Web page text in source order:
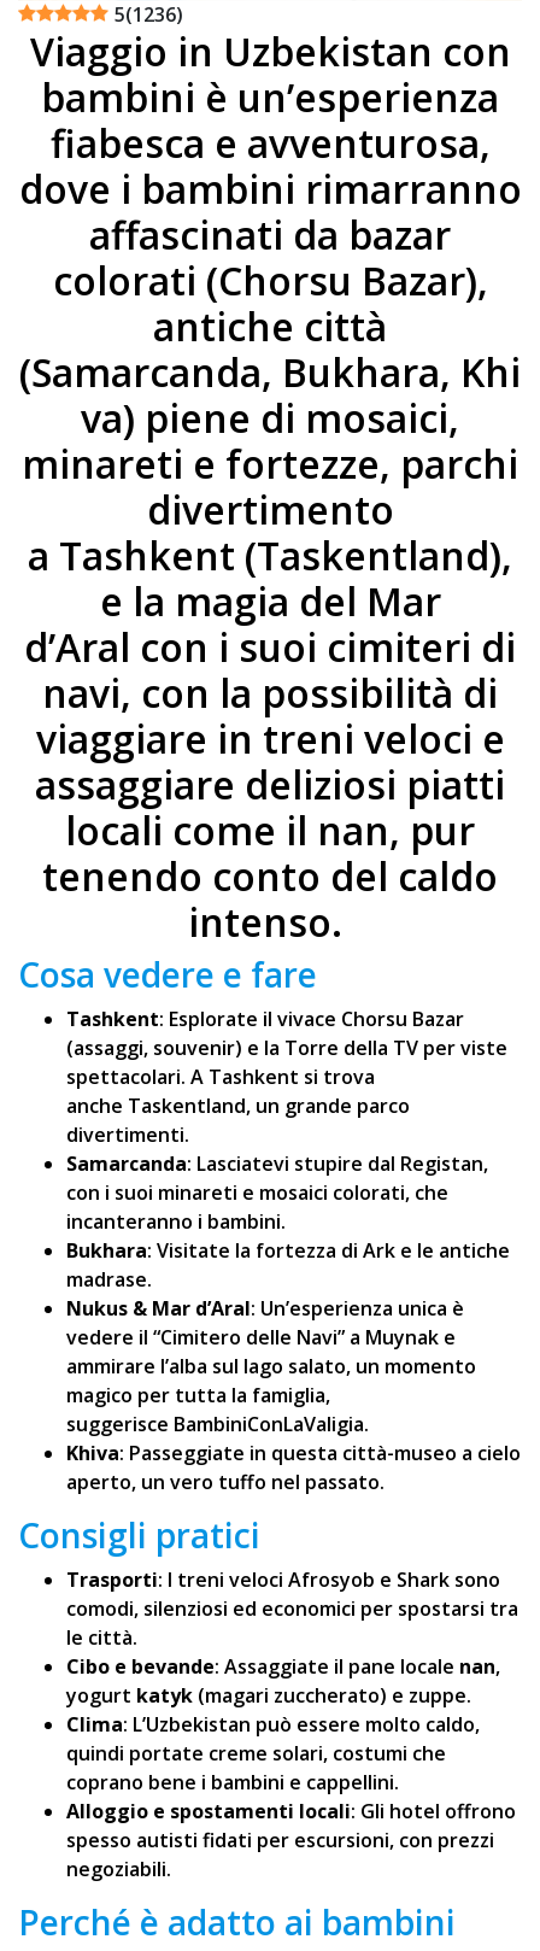
5(1236)
Viaggio in Uzbekistan con
bambini è un’esperienza
fiabesca e avventurosa,
dove i bambini rimarranno
affascinati da bazar
colorati (Chorsu Bazar),
antiche città
(Samarcanda, Bukhara, Khi
va) piene di mosaici,
minareti e fortezze, parchi
divertimento
a Tashkent (Taskentland),
e la magia del Mar
d’Aral con i suoi cimiteri di
navi, con la possibilità di
viaggiare in treni veloci e
assaggiare deliziosi piatti
locali come il nan, pur
tenendo conto del caldo
intenso.
Cosa vedere e fare
Tashkent: Esplorate il vivace Chorsu Bazar
(assaggi, souvenir) e la Torre della TV per viste
spettacolari. A Tashkent si trova
anche Taskentland, un grande parco
divertimenti.
Samarcanda: Lasciatevi stupire dal Registan,
con i suoi minareti e mosaici colorati, che
incanteranno i bambini.
Bukhara: Visitate la fortezza di Ark e le antiche
madrase.
Nukus & Mar d’Aral: Un’esperienza unica è
vedere il “Cimitero delle Navi” a Muynak e
ammirare l’alba sul lago salato, un momento
magico per tutta la famiglia,
suggerisce BambiniConLaValigia.
Khiva: Passeggiate in questa città-museo a cielo
aperto, un vero tuffo nel passato.
Consigli pratici
Trasporti: I treni veloci Afrosyob e Shark sono
comodi, silenziosi ed economici per spostarsi tra
le città.
Cibo e bevande: Assaggiate il pane locale nan,
yogurt katyk (magari zuccherato) e zuppe.
Clima: L’Uzbekistan può essere molto caldo,
quindi portate creme solari, costumi che
coprano bene i bambini e cappellini.
Alloggio e spostamenti locali: Gli hotel offrono
spesso autisti fidati per escursioni, con prezzi
negoziabili.
Perché è adatto ai bambini